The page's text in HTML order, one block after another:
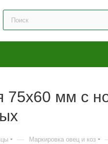
75х60 мм с
— Маркировка овец и коз